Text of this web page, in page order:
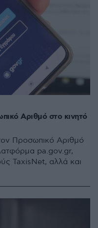
Αριθμό στο κινητό
Προσωπικό Αριθμό
pa.gov.gr,
TaxisNet, αλλά και